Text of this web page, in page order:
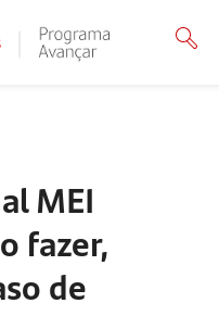
MEI
fazer,
de